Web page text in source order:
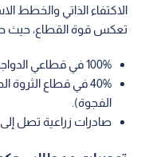
الاكتفاء الذاتي والخطط
تعكس قوة القطاع، حيث
100% في قطاعي الدواجن والفواكه.
40% في قطاع
الفجوة).
صادرات زراعية تصل إلى 60 دولة حول